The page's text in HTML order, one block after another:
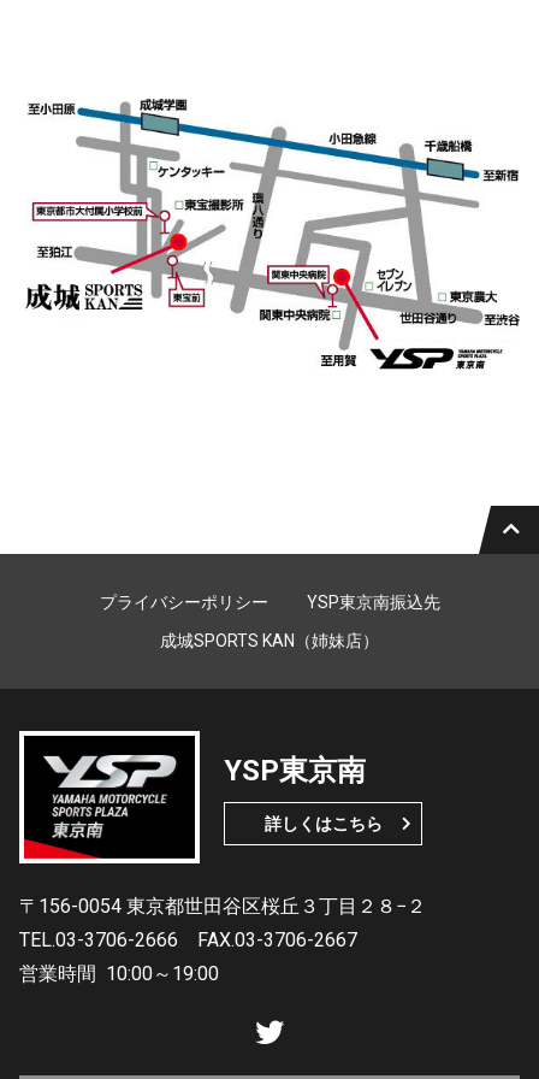
プライバシーポリシー
YSP東京南振込先
成城SPORTS KAN（姉妹店）
YSP東京南
詳しくはこちら
〒156-0054 東京都世田谷区桜丘３丁目２８−２
TEL.03-3706-2666
FAX.03-3706-2667
営業時間 10:00～19:00